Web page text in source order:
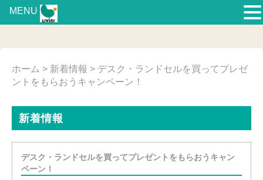
ホーム > 新着情報 > デスク・ランドセルを買ってプレゼ
ントをもらおうキャンペーン！
新着情報
デスク・ランドセルを買ってプレゼントをもらおうキャン
ペーン！
MENU